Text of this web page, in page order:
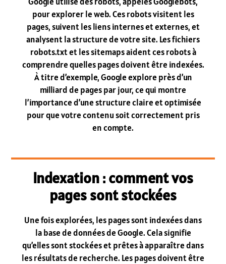
pour explorer le web. Ces robots visitent les
pages, suivent les liens internes et externes, et
analysent la structure de votre site. Les fichiers
robots.txt et les sitemaps aident ces robots à
comprendre quelles pages doivent être indexées.
À titre d’exemple, Google explore près d’un
milliard de pages par jour, ce qui montre
l’importance d’une structure claire et optimisée
pour que votre contenu soit correctement pris
en compte.
Indexation : comment vos
pages sont stockées
Une fois explorées, les pages sont indexées dans
la base de données de Google. Cela signifie
qu’elles sont stockées et prêtes à apparaître dans
les résultats de recherche. Les pages doivent être